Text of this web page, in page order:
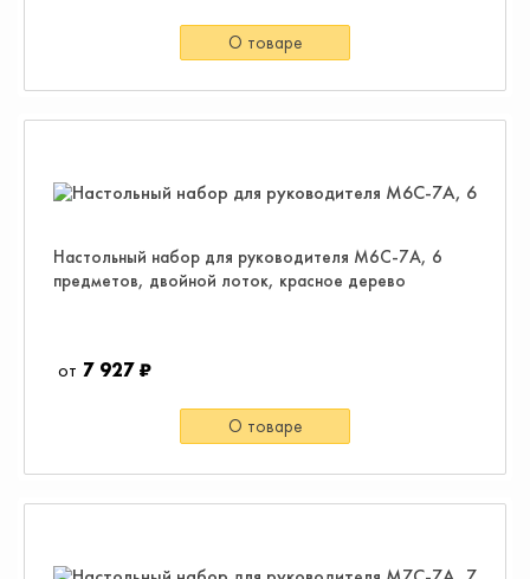
О товаре
Настольный набор для руководителя М6С-7А, 6
предметов, двойной лоток, красное дерево
7 927 ₽
О товаре